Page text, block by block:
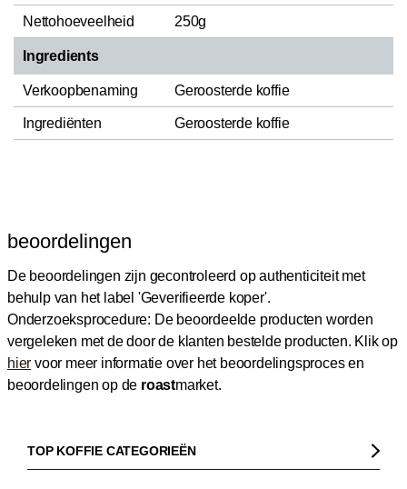
Nettohoeveelheid 250g
Ingredients
Verkoopbenaming Geroosterde koffie
Ingrediënten Geroosterde koffie
beoordelingen
De beoordelingen zijn gecontroleerd op authenticiteit met
behulp van het label 'Geverifieerde koper'.
Onderzoeksprocedure: De beoordeelde producten worden
vergeleken met de door de klanten bestelde producten. Klik op
hier voor meer informatie over het beoordelingsproces en
beoordelingen op de roastmarket.
TOP KOFFIE CATEGORIEËN